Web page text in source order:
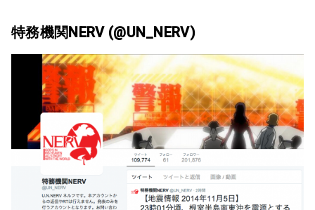
特務機関NERV (@UN_NERV)